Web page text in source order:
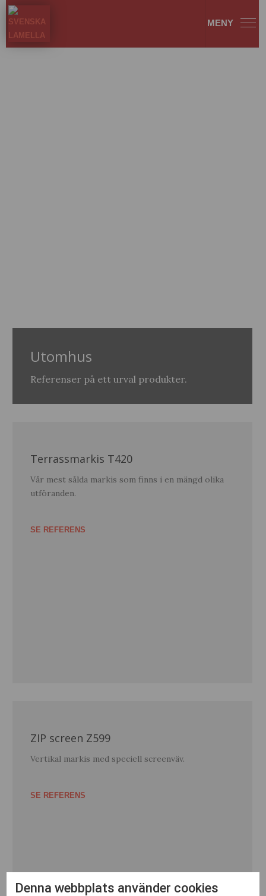
Utomhus
Referenser på ett urval produkter.
Terrassmarkis T420
Vår mest sålda markis som finns i en mängd olika
utföranden.
SE REFERENS
ZIP screen Z599
Vertikal markis med speciell screenväv.
SE REFERENS
Denna webbplats använder cookies